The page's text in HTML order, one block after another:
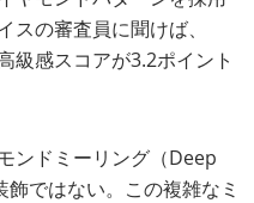
スの審査員に聞けば、
級感スコアが3.2ポイント
ンドミーリング（Deep
ではない。この複雑なミ